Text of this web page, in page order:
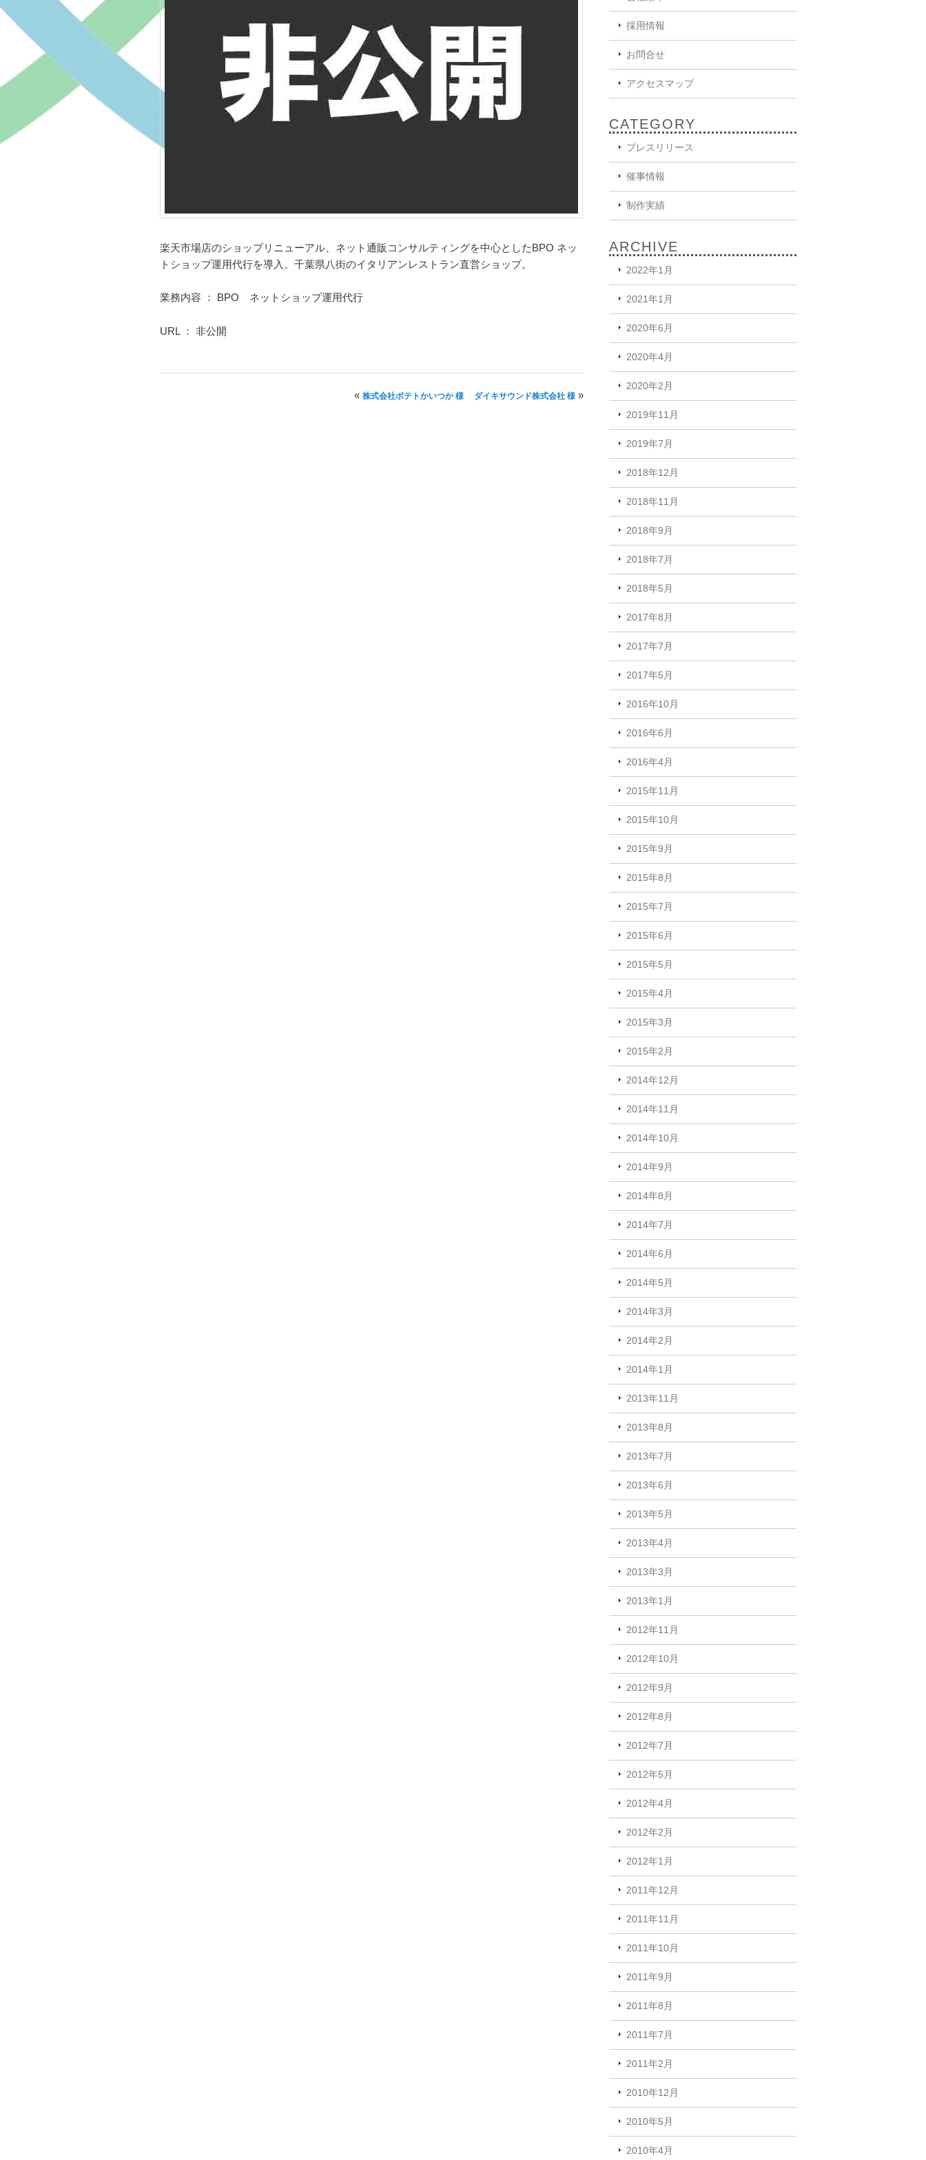
楽天市場店のショップリニューアル、ネット通販コンサルティングを中心としたBPO ネッ
トショップ運用代行を導入。千葉県八街のイタリアンレストラン直営ショップ。
業務内容 ： BPO ネットショップ運用代行
URL ： 非公開
投稿ナビゲーション
« 株式会社ポテトかいつか 様 ダイキサウンド株式会社 様 »
採用情報
お問合せ
アクセスマップ
CATEGORY
プレスリリース
催事情報
制作実績
ARCHIVE
2022年1月
2021年1月
2020年6月
2020年4月
2020年2月
2019年11月
2019年7月
2018年12月
2018年11月
2018年9月
2018年7月
2018年5月
2017年8月
2017年7月
2017年5月
2016年10月
2016年6月
2016年4月
2015年11月
2015年10月
2015年9月
2015年8月
2015年7月
2015年6月
2015年5月
2015年4月
2015年3月
2015年2月
2014年12月
2014年11月
2014年10月
2014年9月
2014年8月
2014年7月
2014年6月
2014年5月
2014年3月
2014年2月
2014年1月
2013年11月
2013年8月
2013年7月
2013年6月
2013年5月
2013年4月
2013年3月
2013年1月
2012年11月
2012年10月
2012年9月
2012年8月
2012年7月
2012年5月
2012年4月
2012年2月
2012年1月
2011年12月
2011年11月
2011年10月
2011年9月
2011年8月
2011年7月
2011年2月
2010年12月
2010年5月
2010年4月